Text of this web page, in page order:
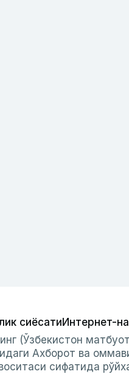
сиёсатиИнтернет-
(Ўзбекистон
Ахборот ва
сифатида